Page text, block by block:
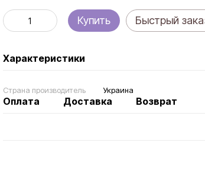
Купить Быстрый
Характеристики
Страна производитель Украина
Оплата Доставка Возврат